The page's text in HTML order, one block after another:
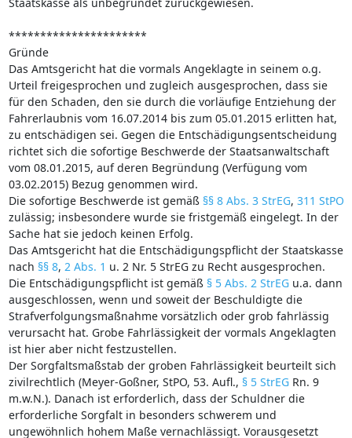
**********************
Gründe
Das Amtsgericht hat die vormals Angeklagte in seinem o.g.
Urteil freigesprochen und zugleich ausgesprochen, dass sie
für den Schaden, den sie durch die vorläufige Entziehung der
Fahrerlaubnis vom 16.07.2014 bis zum 05.01.2015 erlitten hat,
zu entschädigen sei. Gegen die Entschädigungsentscheidung
richtet sich die sofortige Beschwerde der Staatsanwaltschaft
vom 08.01.2015, auf deren Begründung (Verfügung vom
03.02.2015) Bezug genommen wird.
Die sofortige Beschwerde ist gemäß §§ 8 Abs. 3 StrEG, 311 StPO
zulässig; insbesondere wurde sie fristgemäß eingelegt. In der
Sache hat sie jedoch keinen Erfolg.
Das Amtsgericht hat die Entschädigungspflicht der Staatskasse
nach §§ 8, 2 Abs. 1 u. 2 Nr. 5 StrEG zu Recht ausgesprochen.
Die Entschädigungspflicht ist gemäß § 5 Abs. 2 StrEGu.a. dann
ausgeschlossen, wenn und soweit der Beschuldigte die
Strafverfolgungsmaßnahme vorsätzlich oder grob fahrlässig
verursacht hat. Grobe Fahrlässigkeit der vormals Angeklagten
ist hier aber nicht festzustellen.
Der Sorgfaltsmaßstab der groben Fahrlässigkeit beurteilt sich
zivilrechtlich (Meyer-Goßner, StPO, 53. Aufl., § 5 StrEGRn. 9
m.w.N.). Danach ist erforderlich, dass der Schuldner die
erforderliche Sorgfalt in besonders schwerem und
ungewöhnlich hohem Maße vernachlässigt. Vorausgesetzt